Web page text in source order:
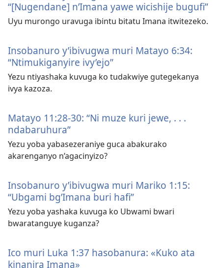
“[Nugendane] n’Imana yawe wicishije bugufi”
Uyu murongo uravuga ibintu bitatu Imana itwitezeko.
Insobanuro y’ibivugwa muri Matayo 6:34:
“Ntimukiganyire ivy’ejo”
Yezu ntiyashaka kuvuga ko tudakwiye gutegekanya
ivya kazoza.
Matayo 11:28-30: “Ni muze kuri jewe, . . .
ndabaruhura”
Yezu yoba yabasezeraniye guca abakurako
akarenganyo n’agacinyizo?
Insobanuro y’ibivugwa muri Mariko 1:15:
“Ubgami bg’Imana buri hafi”
Yezu yoba yashaka kuvuga ko Ubwami bwari
bwaratanguye kuganza?
Ico muri Luka 1:37 hasobanura: «Kuko ata
kinanira Imana»